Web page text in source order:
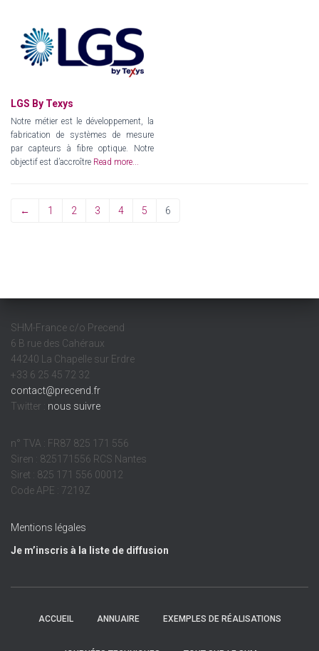
LGS By Texys
Notre métier est le développement, la
fabrication de systèmes de mesure
par capteurs à fibre optique. Notre
objectif est d’accroître Read more...
← 1 2 3 4 5 6
SHM-France c/o Precend
6 B rue des Cahéraux
44240 La Chapelle sur Erdre
+33 6 25 45 72 32
contact@precend.fr
Twitter : nous suivre
n° TVA : FR87 825 171 556
Siren : 825171556 RCS Nantes
Siret : 825 171 556 00012
Code APE : 7219Z
Mentions légales
Je m’inscris à la liste de diffusion
ACCUEIL ANNUAIRE EXEMPLES DE RÉALISATIONS